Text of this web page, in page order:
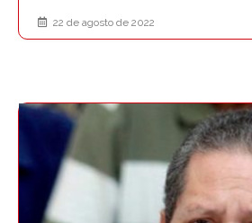
22 de agosto de 2022